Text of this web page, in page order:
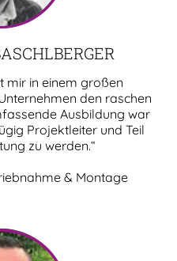
mir in einem großen
den raschen
Ausbildung war
Projektleiter und Teil
zu werden.“
& Montage